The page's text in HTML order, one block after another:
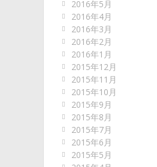
2016年5月
2016年4月
2016年3月
2016年2月
2016年1月
2015年12月
2015年11月
2015年10月
2015年9月
2015年8月
2015年7月
2015年6月
2015年5月